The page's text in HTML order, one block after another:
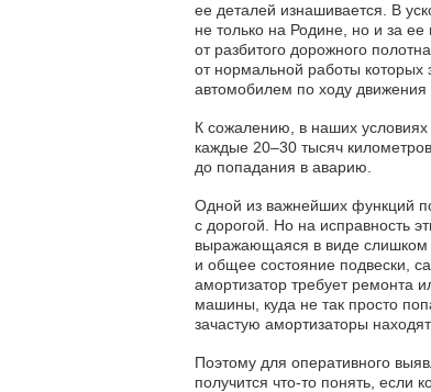
ее деталей изнашивается. В
не только на Родине, но и за
от разбитого дорожного
от нормальной работы
автомобилем по ходу движения
К сожалению, в наших
каждые 20–30 тысяч
до попадания в аварию.
Одной из важнейших функций
с дорогой. Но на исправность
выражающаяся в виде слишком
и общее состояние подвески,
амортизатор требует ремонта
машины, куда не так просто
зачастую амортизаторы
Поэтому для оперативного
получится что-то понять, если